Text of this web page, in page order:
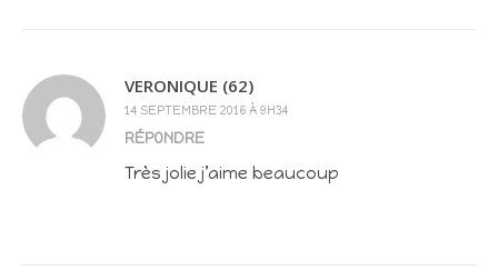
VERONIQUE (62)
14 SEPTEMBRE 2016 À 9H34
RÉPONDRE
Très jolie j’aime beaucoup